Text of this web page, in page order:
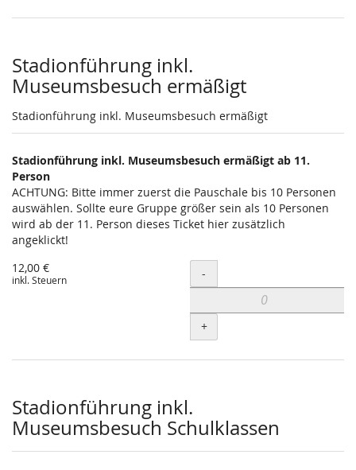
Stadionführung inkl.
Museumsbesuch ermäßigt
Stadionführung inkl. Museumsbesuch ermäßigt
Stadionführung inkl. Museumsbesuch ermäßigt ab 11.
Person
ACHTUNG: Bitte immer zuerst die Pauschale bis 10 Personen
auswählen. Sollte eure Gruppe größer sein als 10 Personen
wird ab der 11. Person dieses Ticket hier zusätzlich
angeklickt!
12,00 €
inkl. Steuern Menge
-
+
Stadionführung inkl.
Museumsbesuch Schulklassen